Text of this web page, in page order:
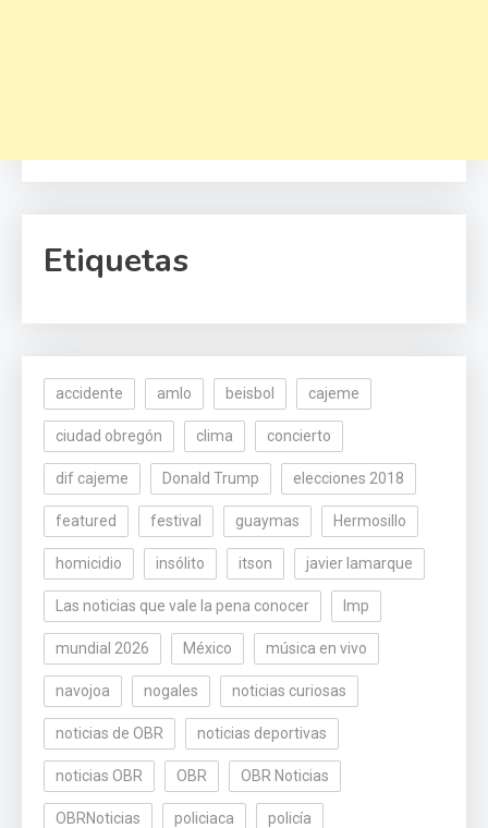
Etiquetas
accidente amlo beisbol cajeme
ciudad obregón clima concierto
dif cajeme Donald Trump elecciones 2018
featured festival guaymas Hermosillo
homicidio insólito itson javier lamarque
Las noticias que vale la pena conocer lmp
mundial 2026 México música en vivo
navojoa nogales noticias curiosas
noticias de OBR noticias deportivas
noticias OBR OBR OBR Noticias
OBRNoticias policiaca policía